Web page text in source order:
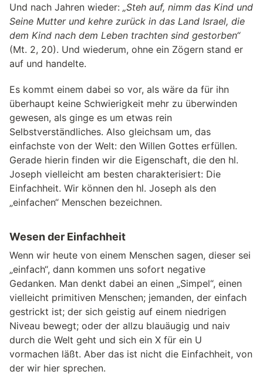
Und nach Jahren wieder: „Steh auf, nimm das Kind und
Seine Mutter und kehre zurück in das Land Israel, die
dem Kind nach dem Leben trachten sind gestorben“
(Mt. 2, 20). Und wiederum, ohne ein Zögern stand er
auf und handelte.
Es kommt einem dabei so vor, als wäre da für ihn
überhaupt keine Schwierigkeit mehr zu überwinden
gewesen, als ginge es um etwas rein
Selbstverständliches. Also gleichsam um, das
einfachste von der Welt: den Willen Gottes erfüllen.
Gerade hierin finden wir die Eigenschaft, die den hl.
Joseph vielleicht am besten charakterisiert: Die
Einfachheit. Wir können den hl. Joseph als den
„einfachen“ Menschen bezeichnen.
Wesen der Einfachheit
Wenn wir heute von einem Menschen sagen, dieser sei
„einfach“, dann kommen uns sofort negative
Gedanken. Man denkt dabei an einen „Simpel“, einen
vielleicht primitiven Menschen; jemanden, der einfach
gestrickt ist; der sich geistig auf einem niedrigen
Niveau bewegt; oder der allzu blauäugig und naiv
durch die Welt geht und sich ein X für ein U
vormachen läßt. Aber das ist nicht die Einfachheit, von
der wir hier sprechen.